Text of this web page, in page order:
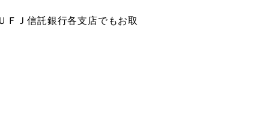
ＦＪ信託銀行各支店でもお取